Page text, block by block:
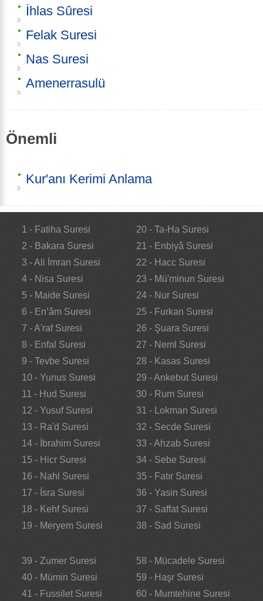
İhlas Sûresi
Felak Suresi
Nas Suresi
Amenerrasulü
Önemli
Kur'anı Kerimi Anlama
1 - Fatiha Suresi
2 - Bakara Suresi
3 - Ali İmran Suresi
4 - Nisa Suresi
5 - Maide Suresi
6 - En’âm Suresi
7 - A'raf Suresi
8 - Enfal Suresi
9 - Tevbe Suresi
10 - Yunus Suresi
11 - Hud Suresi
12 - Yusuf Suresi
13 - Ra'd Suresi
14 - İbrahim Suresi
15 - Hicr Suresi
16 - Nahl Suresi
17 - İsra Suresi
18 - Kehf Suresi
19 - Meryem Suresi
20 - Ta-Ha Suresi
21 - Enbiyâ Suresi
22 - Hacc Suresi
23 - Mü'minun Suresi
24 - Nur Suresi
25 - Furkan Suresi
26 - Şuara Suresi
27 - Neml Suresi
28 - Kasas Suresi
29 - Ankebut Suresi
30 - Rum Suresi
31 - Lokman Suresi
32 - Secde Suresi
33 - Ahzab Suresi
34 - Sebe Suresi
35 - Fatır Suresi
36 - Yasin Suresi
37 - Saffat Suresi
38 - Sad Suresi
39 - Zumer Suresi
40 - Mümin Suresi
41 - Fussilet Suresi
58 - Mücadele Suresi
59 - Haşr Suresi
60 - Mumtehine Suresi